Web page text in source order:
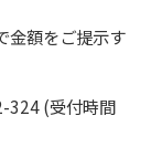
金額をご提示す
324 (受付時間